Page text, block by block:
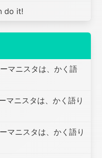
do it!
マニスタは、かく語
マニスタは、かく語り
マニスタは、かく語り